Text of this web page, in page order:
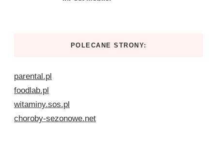
POLECANE STRONY:
parental.pl
foodlab.pl
witaminy.sos.pl
choroby-sezonowe.net